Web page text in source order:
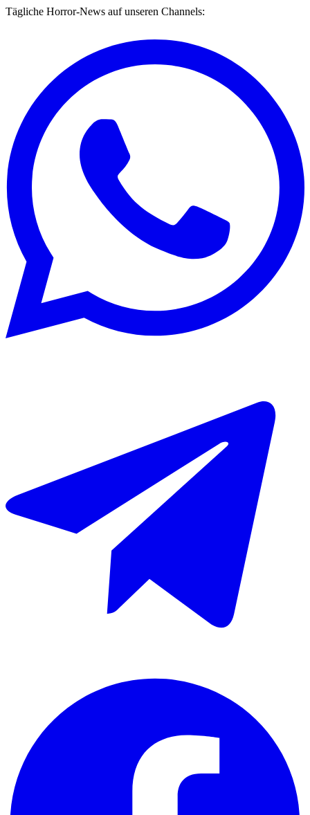
Tägliche Horror-News auf unseren Channels: